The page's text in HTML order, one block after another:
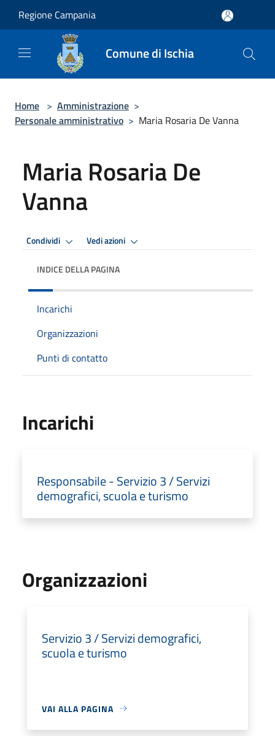
Regione Campania
Comune di Ischia
Home > Amministrazione >
Personale amministrativo > Maria Rosaria De Vanna
Maria Rosaria De
Vanna
Condividi Vedi azioni
INDICE DELLA PAGINA
Incarichi
Organizzazioni
Punti di contatto
Incarichi
Responsabile - Servizio 3 / Servizi
demografici, scuola e turismo
Organizzazioni
Servizio 3 / Servizi demografici,
scuola e turismo
VAI ALLA PAGINA